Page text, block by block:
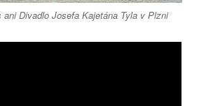
ani Divadlo Josefa Kajetána Tyla v Plzni